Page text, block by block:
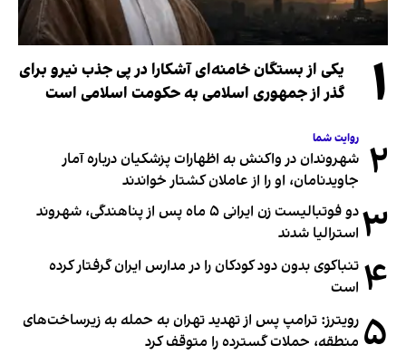
۱
یکی از بستگان خامنه‌ای آشکارا در پی جذب نیرو برای
گذر از جمهوری اسلامی به حکومت اسلامی است
۲ روایت شما
شهروندان در واکنش به اظهارات پزشکیان درباره آمار
جاویدنامان، او را از عاملان کشتار خواندند
۳
دو فوتبالیست زن ایرانی ۵ ماه پس از پناهندگی، شهروند
استرالیا شدند
۴ تنباکوی بدون دود کودکان را در مدارس ایران گرفتار کرده
است
۵ رویترز: ترامپ پس از تهدید تهران به حمله به زیرساخت‌های
منطقه، حملات گسترده را متوقف کرد